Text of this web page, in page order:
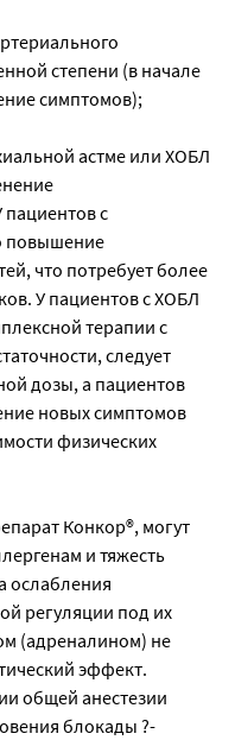
степени (в начале
симптомов);
астме или ХОБЛ
с
повышение
что потребует более
У пациентов с ХОБЛ
терапии с
следует
дозы, а пациентов
новых симптомов
физических
Конкор®, могут
и тяжесть
ослабления
регуляции под их
(адреналином) не
эффект.
общей анестезии
блокады ?-